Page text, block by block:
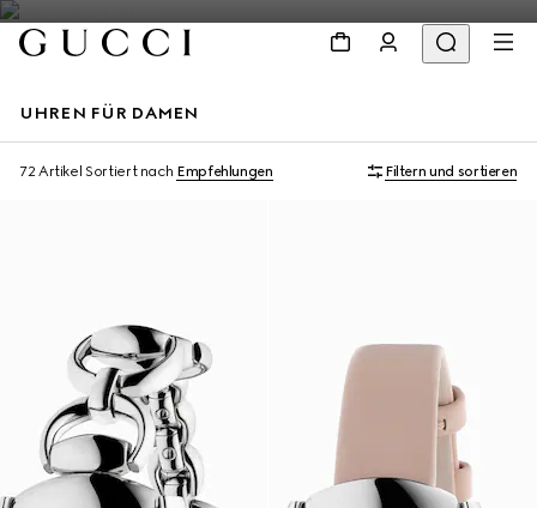
UHREN FÜR DAMEN
72 Artikel Sortiert nach Empfehlungen Filtern und sortieren